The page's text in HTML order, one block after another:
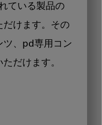
ている製品の
だけます。その
ツ、pd専用コン
だけます。